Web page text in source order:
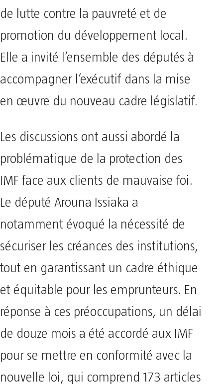
de lutte contre la pauvreté et de
promotion du développement local.
Elle a invité l’ensemble des députés à
accompagner l’exécutif dans la mise
en œuvre du nouveau cadre législatif.
Les discussions ont aussi abordé la
problématique de la protection des
IMF face aux clients de mauvaise foi.
Le député Arouna Issiaka a
notamment évoqué la nécessité de
sécuriser les créances des institutions,
tout en garantissant un cadre éthique
et équitable pour les emprunteurs. En
réponse à ces préoccupations, un délai
de douze mois a été accordé aux IMF
pour se mettre en conformité avec la
nouvelle loi, qui comprend 173 articles